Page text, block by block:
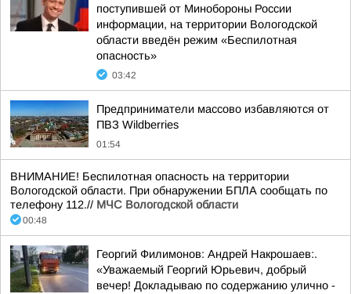
поступившей от Минобороны России
информации, на территории Вологодской
области введён режим «Беспилотная
опасность»
03:42
Предприниматели массово избавляются от
ПВЗ Wildberries
01:54
ВНИМАНИЕ! Беспилотная опасность на территории
Вологодской области. При обнаружении БПЛА сообщать по
телефону 112.// МЧС Вологодской области
00:48
Георгий Филимонов: Андрей Накрошаев:.
«Уважаемый Георгий Юрьевич, добрый
вечер! Докладываю по содержанию улично -